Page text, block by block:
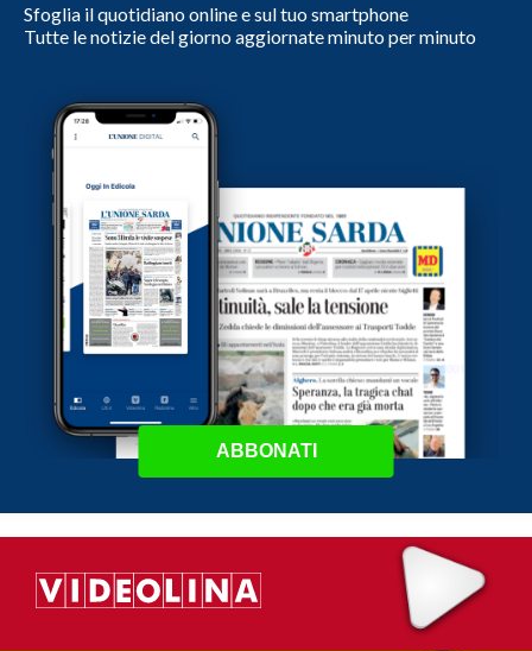
Sfoglia il quotidiano online e sul tuo smartphone
Tutte le notizie del giorno aggiornate minuto per minuto
ABBONATI